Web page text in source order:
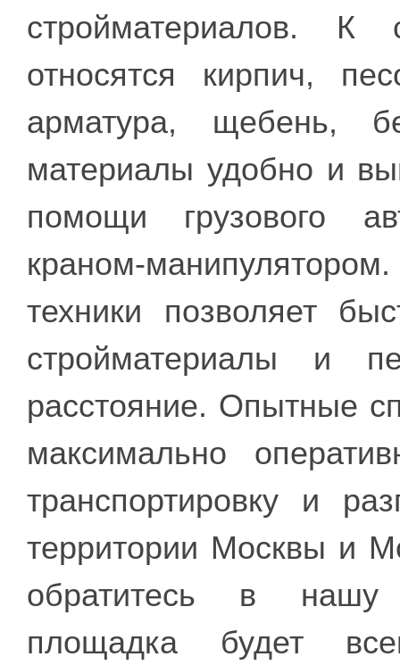
стройматериалов. К
относятся кирпич,
арматура, щебень,
материалы удобно и
помощи грузового
краном-
техники позволяет
стройматериалы и
расстояние. Опытные
максимально
транспортировку и
территории Москвы и
обратитесь в нашу
площадка будет